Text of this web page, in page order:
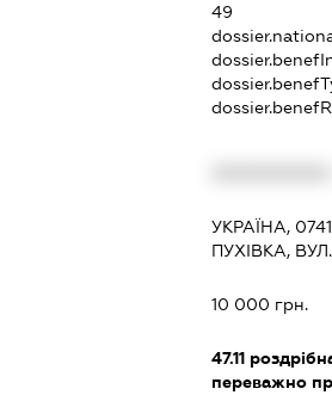
49
УКРАЇНА,
ПУХІВКА,
10 000 грн.
47.11
переважно